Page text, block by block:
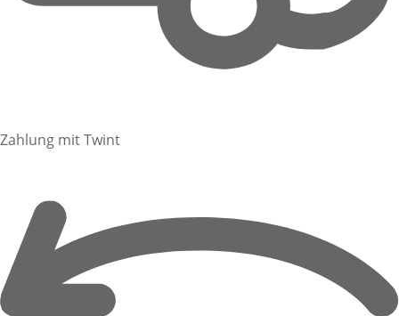
Zahlung mit Twint